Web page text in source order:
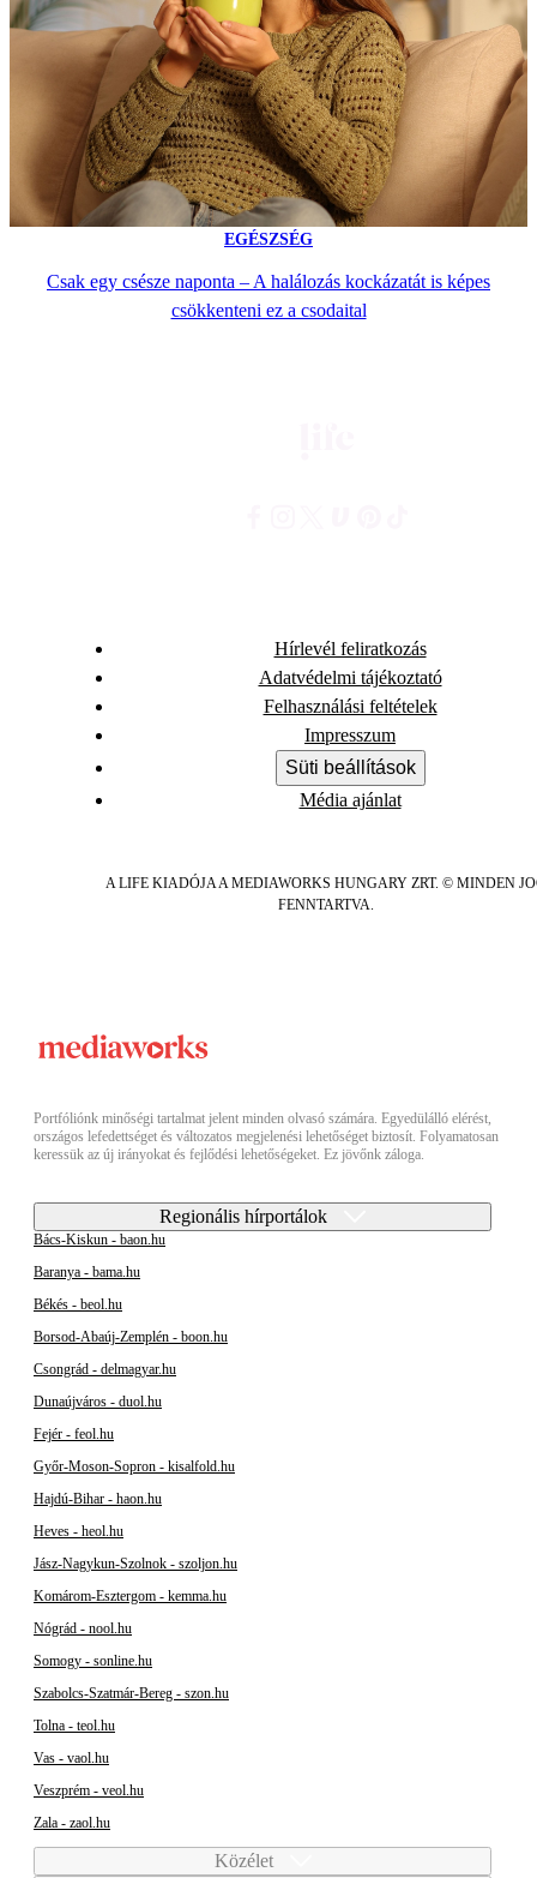
EGÉSZSÉG
Csak egy csésze naponta – A halálozás kockázatát is képes
csökkenteni ez a csodaital
Hírlevél feliratkozás
Adatvédelmi tájékoztató
Felhasználási feltételek
Impresszum
Süti beállítások
Média ajánlat
A LIFE KIADÓJA A MEDIAWORKS HUNGARY ZRT. © MINDEN
FENNTARTVA.
Portfóliónk minőségi tartalmat jelent minden olvasó számára. Egyedülálló elérést,
országos lefedettséget és változatos megjelenési lehetőséget biztosít. Folyamatosan
keressük az új irányokat és fejlődési lehetőségeket. Ez jövőnk záloga.
Regionális hírportálok
Bács-Kiskun - baon.hu
Baranya - bama.hu
Békés - beol.hu
Borsod-Abaúj-Zemplén - boon.hu
Csongrád - delmagyar.hu
Dunaújváros - duol.hu
Fejér - feol.hu
Győr-Moson-Sopron - kisalfold.hu
Hajdú-Bihar - haon.hu
Heves - heol.hu
Jász-Nagykun-Szolnok - szoljon.hu
Komárom-Esztergom - kemma.hu
Nógrád - nool.hu
Somogy - sonline.hu
Szabolcs-Szatmár-Bereg - szon.hu
Tolna - teol.hu
Vas - vaol.hu
Veszprém - veol.hu
Zala - zaol.hu
Közélet